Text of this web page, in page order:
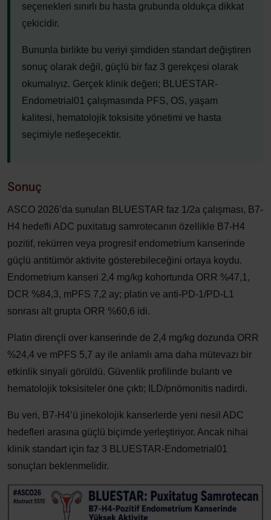
seçenekleri sınırlı bu hasta grubunda oldukça dikkat
çekicidir.
Bununla birlikte bu veriyi şimdiden standart değiştiren
sonuç olarak değil, güçlü bir faz 3 gerekçesi olarak
okumalıyız. Gerçek klinik değeri; BLUESTAR-
Endometrial01 çalışmasında PFS, OS, yaşam
kalitesi, hematolojik toksisite yönetimi ve hasta
seçimiyle netleşecektir.
Sonuç
ASCO 2026’da sunulan BLUESTAR faz 1/2a çalışması, B7-
H4 hedefli ADC puxitatug samrotecanın özellikle B7-H4
pozitif, rekürren veya progresif endometrium kanserinde
güçlü antitümör aktivite gösterebileceğini ortaya koydu.
Endometrium kanseri 2,4 mg/kg kohortunda ORR %47,1,
DCR %84,3, mPFS 7,2 ay; platin ve anti-PD-1/PD-L1
sonrası alt grupta ORR %60,6 idi.
Platin dirençli over kanserinde de 2,4 mg/kg dozunda ORR
%24,4 ve mPFS 5,7 ay ile anlamlı ama daha mütevazı bir
etkinlik sinyali görüldü. Güvenlik profilinde bulantı ve
hematolojik toksisiteler öne çıktı; ILD/pnömonitis nadirdi.
Bu veri, B7-H4’ü jinekolojik kanserlerde yeni nesil ADC
hedefleri arasına güçlü biçimde yerleştiriyor. Ancak nihai
klinik standart için faz 3 BLUESTAR-Endometrial01
sonuçları beklenmelidir.